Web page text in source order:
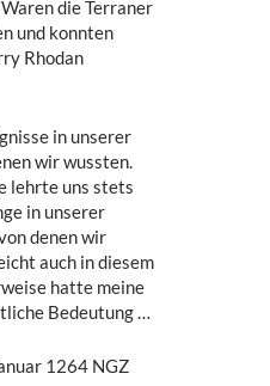
die Terraner
und konnten
Rhodan
in unserer
wir wussten.
lehrte uns stets
in unserer
denen wir
auch in diesem
hatte meine
Bedeutung …
1264 NGZ